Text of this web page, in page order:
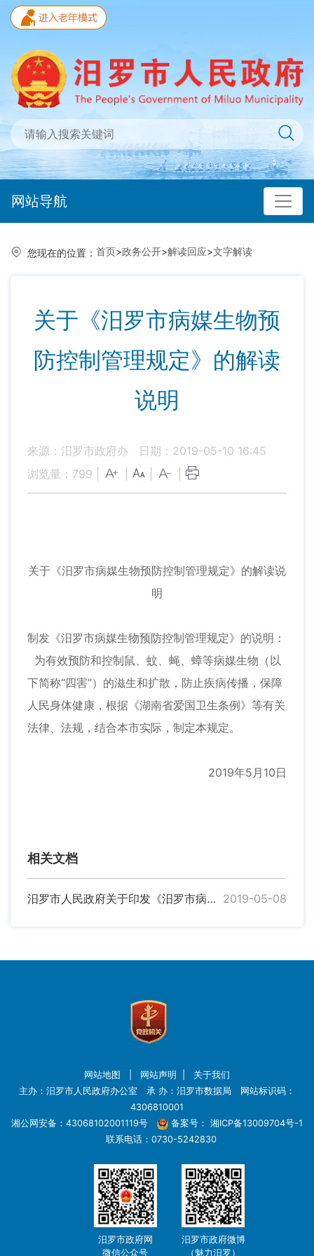
网站导航
您现在的位置： 首页>政务公开>解读回应>文字解读
关于《汨罗市病媒生物预
防控制管理规定》的解读
说明
来源：汨罗市政府办
日期：2019-05-10 16:45
浏览量： 799
关于《汨罗市病媒生物预防控制管理规定》的解读说
明
制发《汨罗市病媒生物预防控制管理规定》的说明：
为有效预防和控制鼠、蚊、蝇、蟑等病媒生物（以
下简称“四害”）的滋生和扩散，防止疾病传播，保障
人民身体健康，根据《湖南省爱国卫生条例》等有关
法律、法规，结合本市实际，制定本规定。
2019年5月10日
相关文档
汨罗市人民政府关于印发《汨罗市病媒生物预防控制管理规定》的通知 2019-05-08
网站地图 网站声明
关于我们
主办：汨罗市人民政府办公室 承 办：汨罗市数据局 网站标识码：
4306810001
湘公网安备：43068102001119号
备案号： 湘ICP备13009704号-1
联系电话：0730-5242830
汨罗市政府网
微信公众号
汨罗市政府微博
（魅力汨罗）